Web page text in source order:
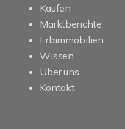
Kaufen
Marktberichte
Erbimmobilien
Wissen
Über uns
Kontakt